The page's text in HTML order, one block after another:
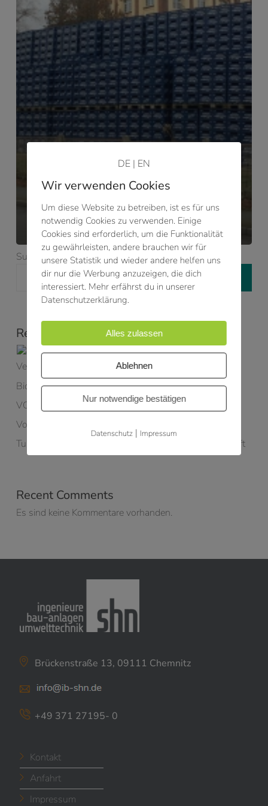
2019
Einsiedler Brauhaus
GmbH
Suchen
Recent Posts
35 Jahre SHN – 35 Jahre Ingenieurkompetenz,
Vertrauen und Teamgeist
Bioenergie kann mehr
VOXCLEAN – Hightech trifft Nachhaltigkeit
Volle Power – im Büro und auf der Strecke!
Tubis Gruppe – gemeinsam Richtung Kreislaufwirtschaft
Recent Comments
Es sind keine Kommentare vorhanden.
Brückenstraße 13, 09111 Chemnitz
+49 371 27195- 0
Kontakt
Anfahrt
Impressum
DE| EN
Wir verwenden Cookies
Um diese Website zu betreiben, ist es für uns
notwendig Cookies zu verwenden. Einige
Cookies sind erforderlich, um die Funktionalität
zu gewährleisten, andere brauchen wir für
unsere Statistik und wieder andere helfen uns
dir nur die Werbung anzuzeigen, die dich
interessiert. Mehr erfährst du in unserer
Datenschutzerklärung.
Alles zulassen
Ablehnen
Nur notwendige bestätigen
Datenschutz| Impressum